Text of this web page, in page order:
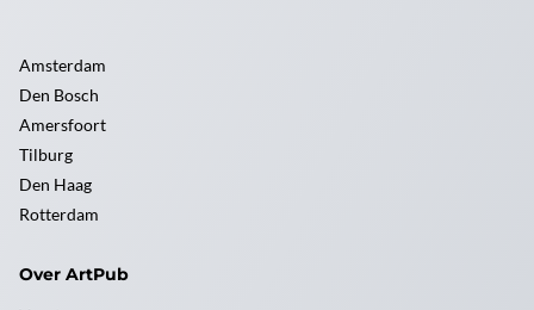
Amsterdam
Den Bosch
Amersfoort
Tilburg
Den Haag
Rotterdam
Over ArtPub